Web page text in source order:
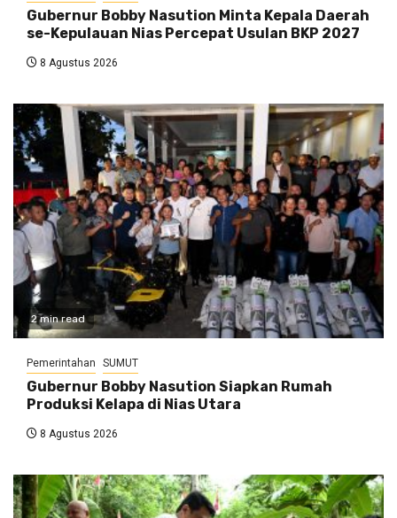
Gubernur Bobby Nasution Minta Kepala Daerah
se-Kepulauan Nias Percepat Usulan BKP 2027
8 Agustus 2026
2 min read
Pemerintahan SUMUT
Gubernur Bobby Nasution Siapkan Rumah
Produksi Kelapa di Nias Utara
8 Agustus 2026